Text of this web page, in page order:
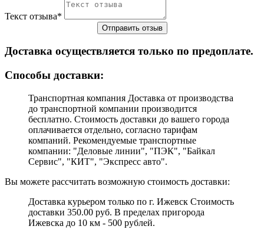
Текст отзыва*
Доставка осуществляется только по предоплате.
Cпособы доставки:
Транспортная компания Доставка от производства
до транспортной компании производится
бесплатно. Стоимость доставки до вашего города
оплачивается отдельно, согласно тарифам
компаний. Рекомендуемые транспортные
компании: "Деловые линии", "ПЭК", "Байкал
Сервис", "КИТ", "Экспресс авто".
Вы можете рассчитать возможную стоимость доставки:
Доставка курьером только по г. Ижевск Стоимость
доставки 350.00 руб. В пределах пригорода
Ижевска до 10 км - 500 рублей.